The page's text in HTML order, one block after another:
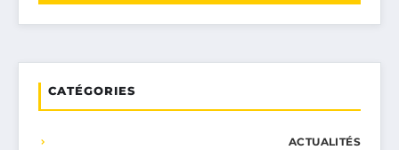
CATÉGORIES
ACTUALITÉS